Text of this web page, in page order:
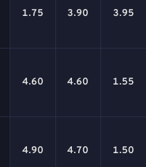
1.75 3.90 3.95
4.60 4.60 1.55
4.90 4.70 1.50